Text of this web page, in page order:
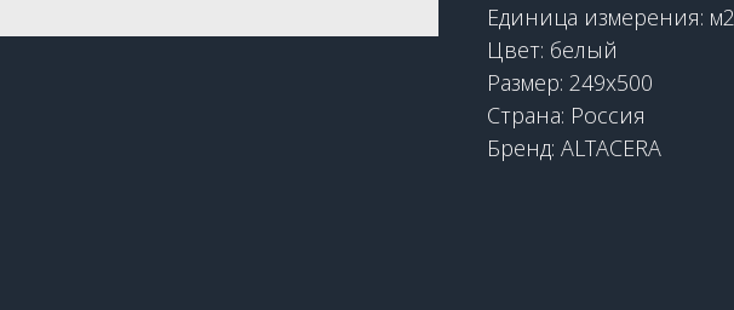
Единица измерения: м2
Цвет: белый
Размер: 249х500
Страна: Россия
Бренд: ALTACERA